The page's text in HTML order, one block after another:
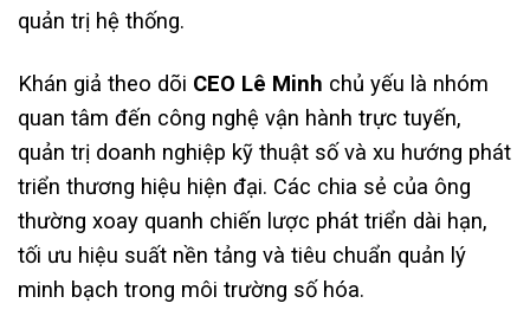
quản trị hệ thống.
Khán giả theo dõi CEO Lê Minh chủ yếu là nhóm
quan tâm đến công nghệ vận hành trực tuyến,
quản trị doanh nghiệp kỹ thuật số và xu hướng phát
triển thương hiệu hiện đại. Các chia sẻ của ông
thường xoay quanh chiến lược phát triển dài hạn,
tối ưu hiệu suất nền tảng và tiêu chuẩn quản lý
minh bạch trong môi trường số hóa.